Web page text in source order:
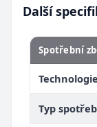
Další
Spotřební
Typ